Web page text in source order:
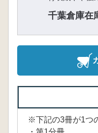
千葉倉庫在
※下記の3冊が1つ